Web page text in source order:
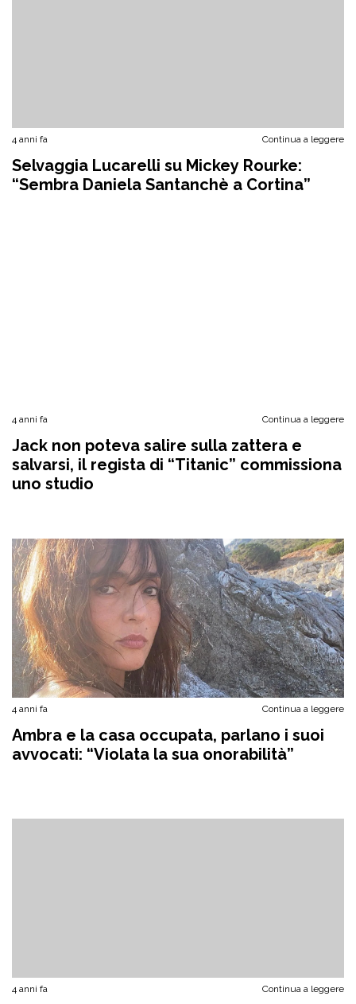
4 anni fa Continua a leggere
Selvaggia Lucarelli su Mickey Rourke:
“Sembra Daniela Santanchè a Cortina”
4 anni fa Continua a leggere
Jack non poteva salire sulla zattera e
salvarsi, il regista di “Titanic” commissiona
uno studio
4 anni fa Continua a leggere
Ambra e la casa occupata, parlano i suoi
avvocati: “Violata la sua onorabilità”
4 anni fa Continua a leggere